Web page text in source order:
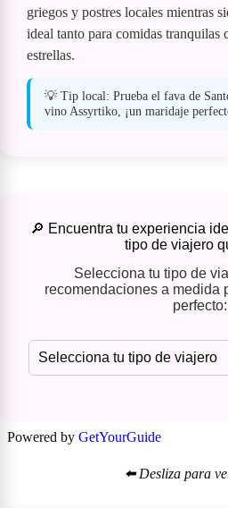
griegos y postres locales mientras
ideal tanto para comidas tranquilas
estrellas.
💡 Tip local: Prueba el fava de
vino Assyrtiko, ¡un maridaje
🔎 Encuentra tu experiencia
tipo de viajero
Selecciona tu tipo de
recomendaciones a medida
perfecto:
Powered by GetYourGuide
⬅️ Desliza para